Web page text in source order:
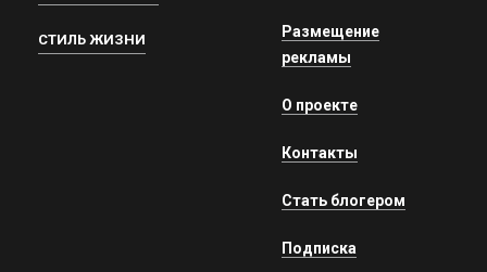
СТИЛЬ ЖИЗНИ
Размещение
рекламы
О проекте
Контакты
Стать блогером
Подписка